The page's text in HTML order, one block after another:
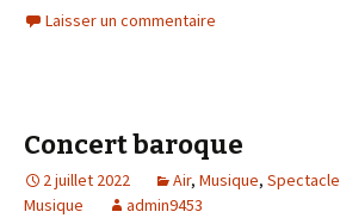
Laisser un commentaire
Concert baroque
2 juillet 2022 Air, Musique, Spectacle
Musique
admin9453